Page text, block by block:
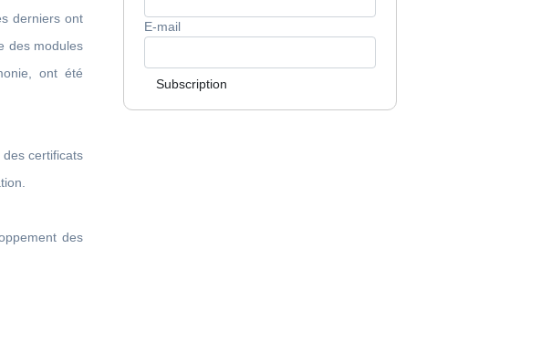
derniers ont
des modules
ont été
certificats
des
E-mail
Subscription